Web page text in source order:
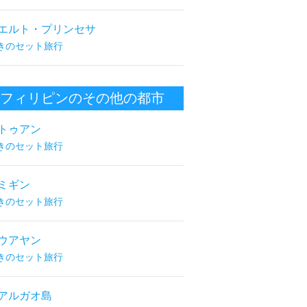
ルト・プリンセサ
のセット旅行
フィリピンのその他の都市
ゥアン
のセット旅行
ギン
のセット旅行
アヤン
のセット旅行
ルガオ島